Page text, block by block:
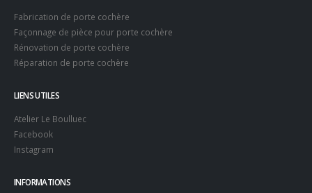
Fabrication de porte cochère
Façonnage de pièce pour porte cochère
Rénovation de porte cochère
Réparation de porte cochère
LIENS UTILES
Atelier Le Boulluec
Facebook
Instagram
INFORMATIONS